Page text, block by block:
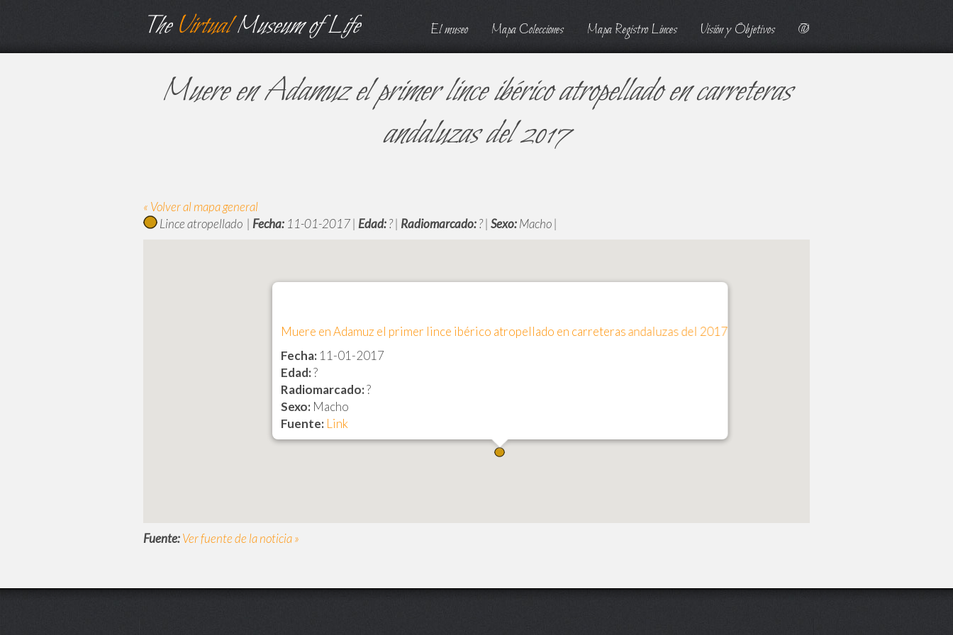
TheVirtualMuseum of Life El museo Mapa Colecciones Mapa Registro Linces Visión y Objetivos @
Muere en Adamuz el primer lince ibérico atropellado en carreteras
andaluzas del 2017
« Volver al mapa general
Lince atropellado | Fecha: 11-01-2017 | Edad:? | Radiomarcado:? | Sexo:Macho |
Muere en Adamuz el primer lince ibérico atropellado en carreteras andaluzas del 2017
Fecha: 11-01-2017
Edad:?
Radiomarcado:?
Sexo: Macho
Fuente: Link
Fuente:Ver fuente de la noticia »